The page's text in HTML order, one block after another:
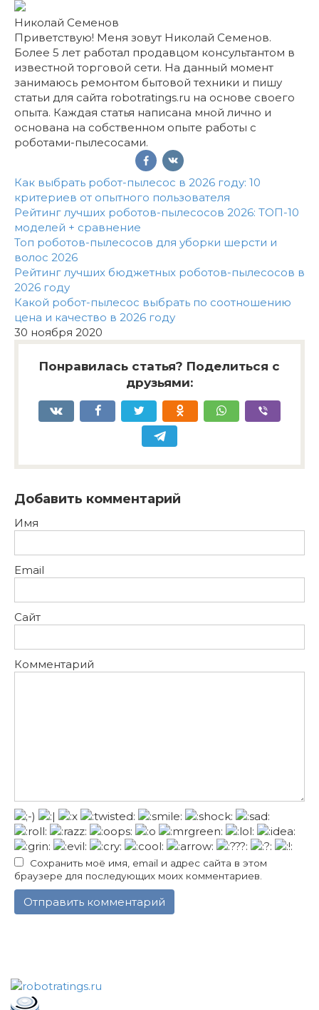
Николай Семенов
Приветствую! Меня зовут Николай Семенов.
Более 5 лет работал продавцом консультантом в
известной торговой сети. На данный момент
занимаюсь ремонтом бытовой техники и пишу
статьи для сайта robotratings.ru на основе своего
опыта. Каждая статья написана мной лично и
основана на собственном опыте работы с
роботами-пылесосами.
Как выбрать робот-пылесос в 2026 году: 10
критериев от опытного пользователя
Рейтинг лучших роботов-пылесосов 2026: ТОП-10
моделей + сравнение
Топ роботов-пылесосов для уборки шерсти и
волос 2026
Рейтинг лучших бюджетных роботов-пылесосов в
2026 году
Какой робот-пылесос выбрать по соотношению
цена и качество в 2026 году
30 ноября 2020
Понравилась статья? Поделиться с
друзьями:
Добавить комментарий
Имя
Email
Сайт
Комментарий
Сохранить моё имя, email и адрес сайта в этом
браузере для последующих моих комментариев.